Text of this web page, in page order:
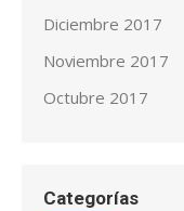
Diciembre 2017
Noviembre 2017
Octubre 2017
Categorías